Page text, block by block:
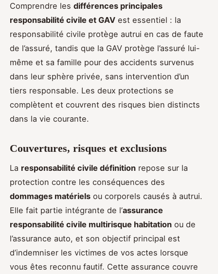
Comprendre les différences principales
responsabilité civile et GAV est essentiel : la
responsabilité civile protège autrui en cas de faute
de l’assuré, tandis que la GAV protège l’assuré lui-
même et sa famille pour des accidents survenus
dans leur sphère privée, sans intervention d’un
tiers responsable. Les deux protections se
complètent et couvrent des risques bien distincts
dans la vie courante.
Couvertures, risques et exclusions
La responsabilité civile définition repose sur la
protection contre les conséquences des
dommages matériels ou corporels causés à autrui.
Elle fait partie intégrante de l’assurance
responsabilité civile multirisque habitation ou de
l’assurance auto, et son objectif principal est
d’indemniser les victimes de vos actes lorsque
vous êtes reconnu fautif. Cette assurance couvre